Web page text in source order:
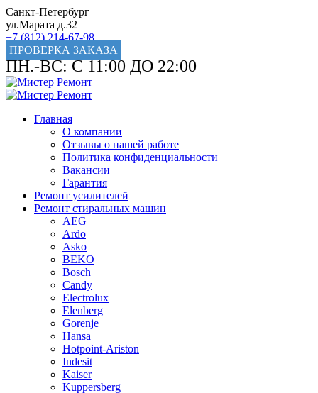
Санкт-Петербург
ул.Марата д.32
+7 (812) 214-67-98
ПРОВЕРКА ЗАКАЗА
ПН.-ВС: С 11:00 ДО 22:00
Главная
О компании
Отзывы о нашей работе
Политика конфиденциальности
Вакансии
Гарантия
Ремонт усилителей
Ремонт стиральных машин
AEG
Ardo
Asko
BEKO
Bosch
Candy
Electrolux
Elenberg
Gorenje
Hansa
Hotpoint-Ariston
Indesit
Kaiser
Kuppersberg